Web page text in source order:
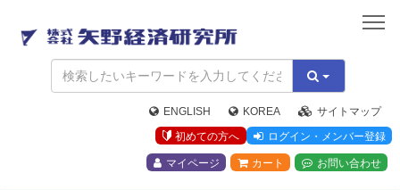
矢
野
経
済
研
究
所
ENGLISH KOREA
サイトマップ
初めての方へ
ログイン・メンバー登録
マイページ カート お問い合わせ